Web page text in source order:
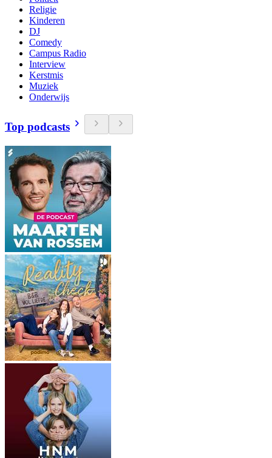
Religie
Kinderen
DJ
Comedy
Campus Radio
Interview
Kerstmis
Muziek
Onderwijs
Top podcasts